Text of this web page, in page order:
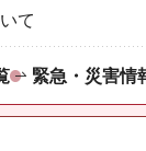
て
緊急・災害情